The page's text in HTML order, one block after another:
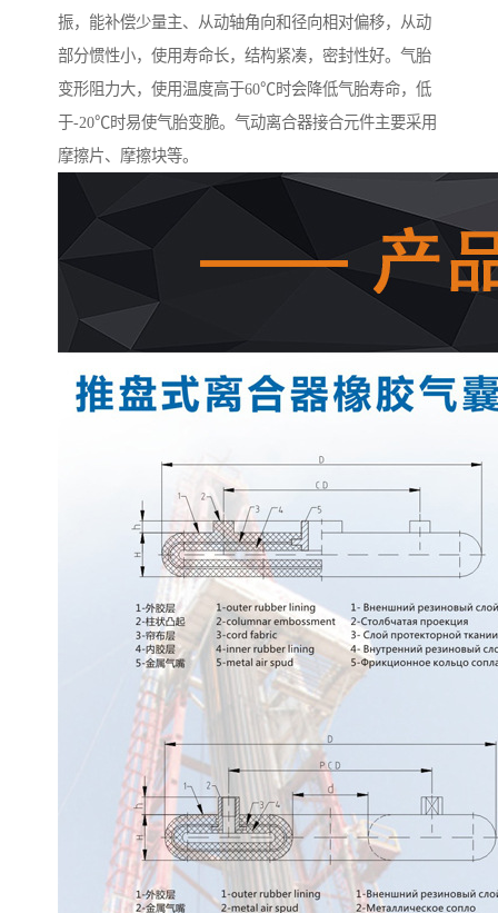
振，能补偿少量主、从动轴角向和径向相对偏移，从动
部分惯性小，使用寿命长，结构紧凑，密封性好。气胎
变形阻力大，使用温度高于60℃时会降低气胎寿命，低
于-20℃时易使气胎变脆。气动离合器接合元件主要采用
摩擦片、摩擦块等。